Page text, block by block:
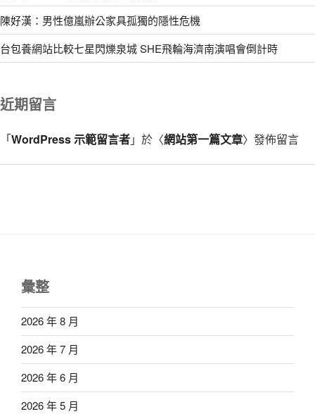
陳好漢：男性億嵐辦公家具孤獨的隱性危機
台包養網站比較七星閃爍泉城 SHE飛輪海濟南演唱會倒計時
近期留言
「WordPress 示範留言者」於〈網站第一篇文章〉發佈留言
彙整
2026 年 8 月
2026 年 7 月
2026 年 6 月
2026 年 5 月